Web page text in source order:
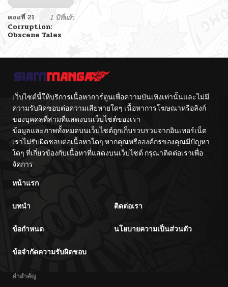
ตอนที่ 21
1 ปีที่แล้ว
Corruption:
Obscene Tales
เว็บไซต์นี้ให้บริการเนื้อหาการ์ตูนเพื่อความบันเทิงเท่านั้นและไม่มี
ความรับผิดชอบต่อความเสียหายใดๆ เนื้อหาการโฆษณาหรือลิงก์
ของบุคคลที่สามที่แสดงบนเว็บไซต์ของเรา
ข้อมูลและภาพทั้งหมดบนเว็บไซต์ถูกเก็บรวบรวมจากอินเทอร์เน็ต
เราไม่รับผิดชอบต่อเนื้อหาใดๆ หากคุณหรือองค์กรของคุณมีปัญหา
ใดๆ ที่เกี่ยวข้องกับเนื้อหาที่แสดงบนเว็บไซต์ กรุณาติดต่อเราเพื่อ
จัดการ
หน้าแรก
บทนำ ติดต่อเรา
ข้อกำหนด นโยบายความเป็นส่วนตัว
ข้อจำกัดความรับผิดชอบ
คำสำคัญ